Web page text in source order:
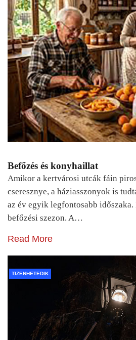
Befőzés és konyhaillat
Amikor a kertvárosi utcák fáin
cseresznye, a háziasszonyok is
az év egyik legfontosabb
befőzési szezon. A…
Read More
TIZENHETEDIK